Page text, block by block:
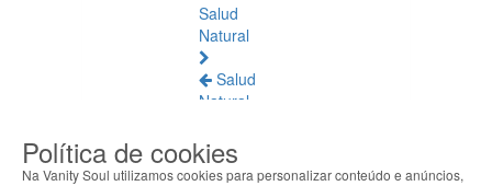
Salud
Natural
Salud
Natural
todos
Política de cookies
Na Vanity Soul utilizamos cookies para personalizar conteúdo e anúncios,